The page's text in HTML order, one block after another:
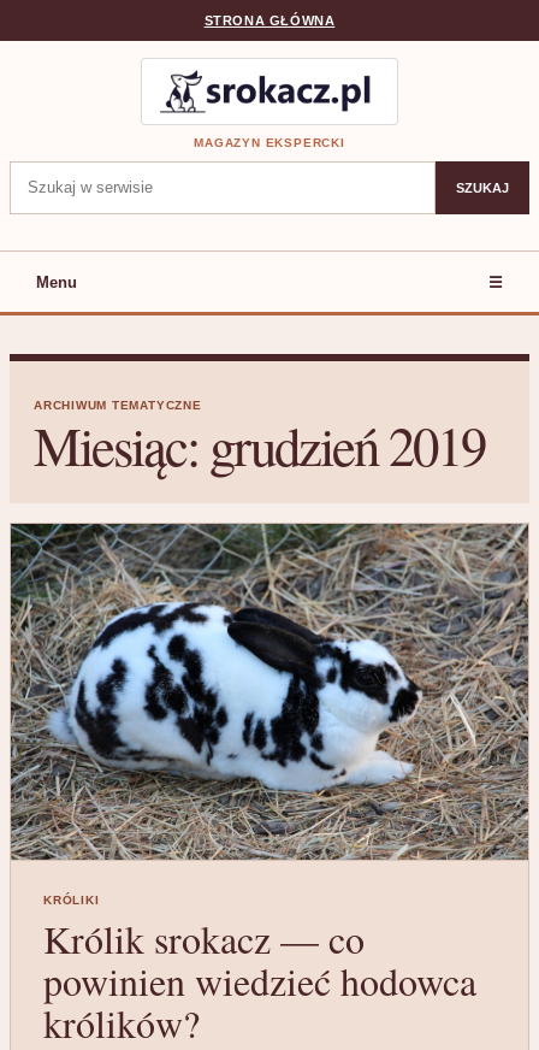
STRONA GŁÓWNA
MAGAZYN EKSPERCKI
Szukaj:
SZUKAJ
Menu ☰
ARCHIWUM TEMATYCZNE
Miesiąc: grudzień 2019
KRÓLIKI
Królik srokacz — co
powinien wiedzieć hodowca
królików?